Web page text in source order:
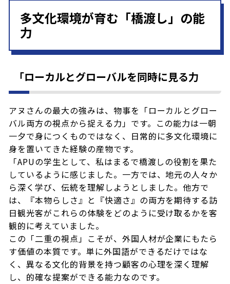
多文化環境が育む「橋渡し」の能
力
「ローカルとグローバルを同時に見る力
アヌさんの最大の強みは、物事を「ローカルとグロー
バル両方の視点から捉える力」です。この能力は一朝
一夕で身につくものではなく、日常的に多文化環境に
身を置いてきた経験の産物です。
「APUの学生として、私はまるで橋渡しの役割を果た
しているように感じました。一方では、地元の人々か
ら深く学び、伝統を理解しようとしました。他方で
は、『本物らしさ』と『快適さ』の両方を期待する訪
日観光客がこれらの体験をどのように受け取るかを客
観的に考えていました。
この「二重の視点」こそが、外国人材が企業にもたら
す価値の本質です。単に外国語ができるだけではな
く、異なる文化的背景を持つ顧客の心理を深く理解
し、的確な提案ができる能力なのです。